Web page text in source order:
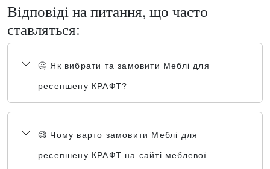
Відповіді на питання, що часто
ставляться:
🤔 Як вибрати та замовити Меблі для
ресепшену КРАФТ?
🧐 Чому варто замовити Меблі для
ресепшену КРАФТ на сайті меблевої